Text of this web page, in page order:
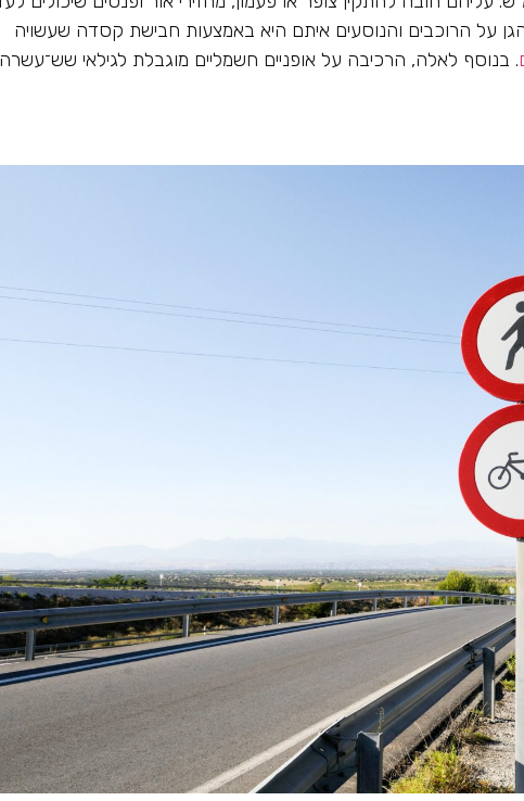
על הרוכבים והנוסעים איתם היא באמצעות חבישת קסדה שעשויה
. בנוסף לאלה, הרכיבה על אופניים חשמליים מוגבלת לגילאי שש־עשרה